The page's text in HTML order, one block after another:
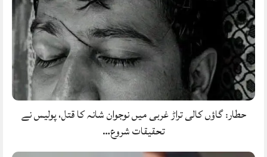
حطار: گاؤں کالی تراڑ غربی میں نوجوان شانہ کا قتل، پولیس نے
تحقیقات شروع…